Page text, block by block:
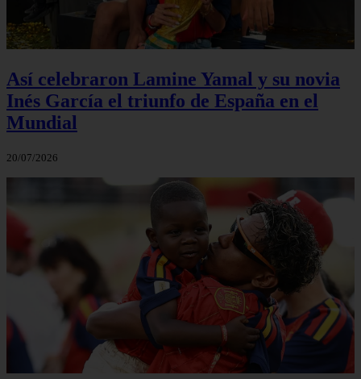
Así celebraron Lamine Yamal y su novia
Inés García el triunfo de España en el
Mundial
20/07/2026